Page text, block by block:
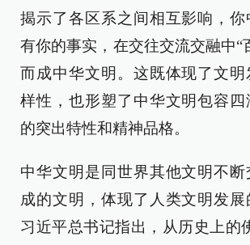
揭示了各区系之间相互影响，你
有你的事实，在交往交流交融中“
而成中华文明。这既体现了文明
样性，也形塑了中华文明包容
的突出特性和精神品格。
中华文明是同世界其他文明不
成的文明，体现了人类文明发展
习近平总书记指出，从历史上的